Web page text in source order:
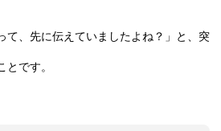
て、先に伝えていましたよね？」と、突
です。